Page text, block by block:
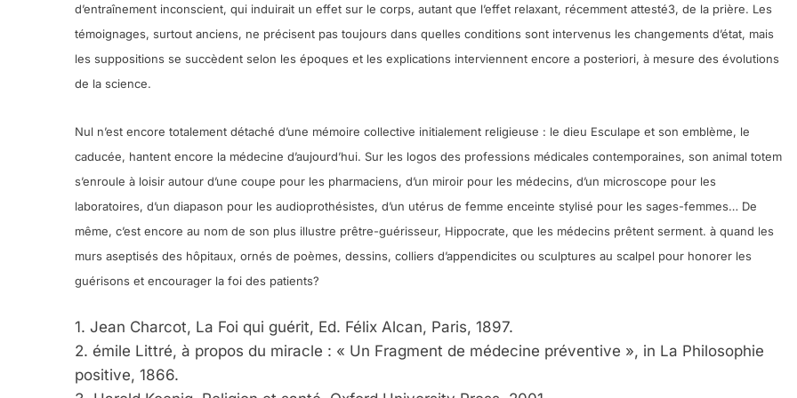
d’entraînement inconscient, qui induirait un effet sur le corps, autant que l’effet relaxant, récemment attesté3, de la prière. Les
témoignages, surtout anciens, ne précisent pas toujours dans quelles conditions sont intervenus les changements d’état, mais
les suppositions se succèdent selon les époques et les explications interviennent encore a posteriori, à mesure des évolutions
de la science.
Nul n’est encore totalement détaché d’une mémoire collective initialement religieuse : le dieu Esculape et son emblème, le
caducée, hantent encore la médecine d’aujourd’hui. Sur les logos des professions médicales contemporaines, son animal totem
s’enroule à loisir autour d’une coupe pour les pharmaciens, d’un miroir pour les médecins, d’un microscope pour les
laboratoires, d’un diapason pour les audioprothésistes, d’un utérus de femme enceinte stylisé pour les sages-femmes… De
même, c’est encore au nom de son plus illustre prêtre-guérisseur, Hippocrate, que les médecins prêtent serment. à quand les
murs aseptisés des hôpitaux, ornés de poèmes, dessins, colliers d’appendicites ou sculptures au scalpel pour honorer les
guérisons et encourager la foi des patients?
1. Jean Charcot, La Foi qui guérit, Ed. Félix Alcan, Paris, 1897.
2. émile Littré, à propos du miracle : « Un Fragment de médecine préventive », in La Philosophie
positive, 1866.
Oeil Ravageur – Vanessa De Loya Stauber
«Tu Dis Génocide, Je Dis Guerre»: La Nouvelle Chanson De Boy George
ISRAÉL JUDAISME